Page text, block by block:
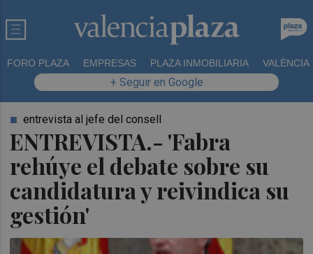
FORO PLAZA EMPRESAS PLAZA INMOBILIARIA VALÈNCIA
+ Seguir en Google
ENTREVISTA.- 'Fabra
rehúye el debate sobre su
candidatura y reivindica su
gestión'
entrevista al jefe del consell